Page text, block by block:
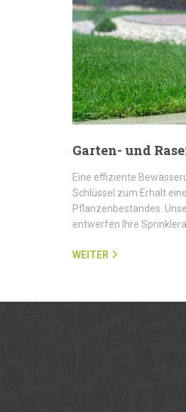
Garten- und
Eine effiziente
Schlüssel zum Erhalt
Pflanzenbestandes.
entwerfen Ihre
WEITER